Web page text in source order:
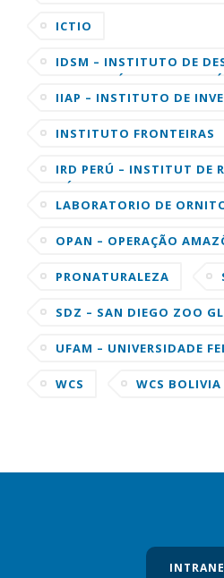
ICTIO
IDSM – INSTITUTO DE
SUSTENTÁVEL MAMIRAUÁ
IIAP – INSTITUTO DE
INSTITUTO FRONTEIRAS
IRD PERÚ – INSTITUT DE
DÉVELOPPEMENT
LABORATORIO DE
OPAN – OPERAÇÃO
PRONATURALEZA
SDZ – SAN DIEGO ZOO
UFAM – UNIVERSIDADE
WCS
WCS BOLIVIA